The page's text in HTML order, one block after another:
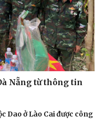
Nẵng từ thông tin
Dao ở Lào Cai được công